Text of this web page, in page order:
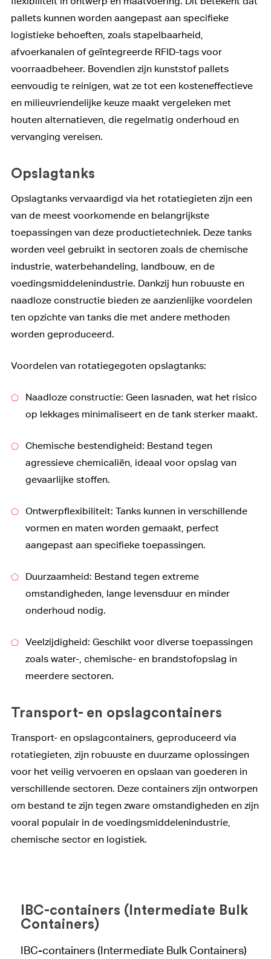
pallets kunnen worden aangepast aan specifieke
logistieke behoeften, zoals stapelbaarheid,
afvoerkanalen of geïntegreerde RFID-tags voor
voorraadbeheer. Bovendien zijn kunststof pallets
eenvoudig te reinigen, wat ze tot een kosteneffectieve
en milieuvriendelijke keuze maakt vergeleken met
houten alternatieven, die regelmatig onderhoud en
vervanging vereisen.
Opslagtanks
Opslagtanks vervaardigd via het rotatiegieten zijn een
van de meest voorkomende en belangrijkste
toepassingen van deze productietechniek. Deze tanks
worden veel gebruikt in sectoren zoals de chemische
industrie, waterbehandeling, landbouw, en de
voedingsmiddelenindustrie. Dankzij hun robuuste en
naadloze constructie bieden ze aanzienlijke voordelen
ten opzichte van tanks die met andere methoden
worden geproduceerd.
Voordelen van rotatiegegoten opslagtanks:
Naadloze constructie: Geen lasnaden, wat het risico
op lekkages minimaliseert en de tank sterker maakt.
Chemische bestendigheid: Bestand tegen
agressieve chemicaliën, ideaal voor opslag van
gevaarlijke stoffen.
Ontwerpflexibiliteit: Tanks kunnen in verschillende
vormen en maten worden gemaakt, perfect
aangepast aan specifieke toepassingen.
Duurzaamheid: Bestand tegen extreme
omstandigheden, lange levensduur en minder
onderhoud nodig.
Veelzijdigheid: Geschikt voor diverse toepassingen
zoals water-, chemische- en brandstofopslag in
meerdere sectoren.
Transport- en opslagcontainers
Transport- en opslagcontainers, geproduceerd via
rotatiegieten, zijn robuuste en duurzame oplossingen
voor het veilig vervoeren en opslaan van goederen in
verschillende sectoren. Deze containers zijn ontworpen
om bestand te zijn tegen zware omstandigheden en zijn
vooral populair in de voedingsmiddelenindustrie,
chemische sector en logistiek.
IBC-containers (Intermediate Bulk
Containers)
IBC-containers (Intermediate Bulk Containers)